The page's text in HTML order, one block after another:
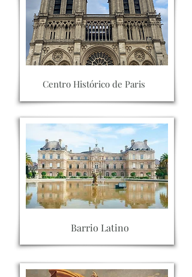
Centro Histórico de Paris
Barrio Latino